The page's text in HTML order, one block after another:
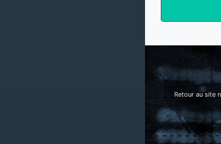
Retour au site